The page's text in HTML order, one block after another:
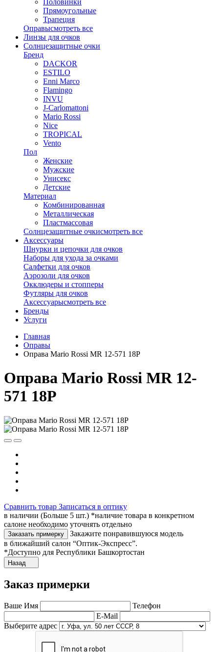
Прямоугольные
Трапеция
Оправысмотреть все
Линзы для очков
Солнцезащитные очки
Бренд
DACKOR
ESTILO
Enni Marco
Flamingo
INVU
J-Carlomattoni
Mario Rossi
Nice
TROPICAL
Vento
Пол
Женские
Мужские
Унисекс
Детские
Материал
Комбинированная
Металлическая
Пластмассовая
Солнцезащитные очкисмотреть все
Аксессуары
Шнурки и цепочки для очков
Наборы для ухода за очками
Салфетки для очков
Аэрозоли для очков
Окклюдеры и стопперы
Футляры для очков
Аксессуарысмотреть все
Бренды
Услуги
Главная
Оправы
Оправа Mario Rossi MR 12-571 18Р
Оправа Mario Rossi MR 12-
571 18Р
Сравнить товар Записаться в оптику
в наличии (Больше 5 шт.) *наличие товара в конкретном
салоне необходимо уточнять отдельно
Заказать примерку
Закажите понравившуюся модель
в ближайший салон “Оптик-Экспресс”.
*Доступно для Республики Башкортостан
Назад
Заказ примерки
Ваше Имя
Телефон
E-Mail
Выберите адрес